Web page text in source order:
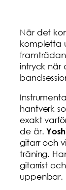
När det
kompletta
intryck när
hantverk
exakt
de är.
gitarr och
träning.
gitarrist
uppenbar.